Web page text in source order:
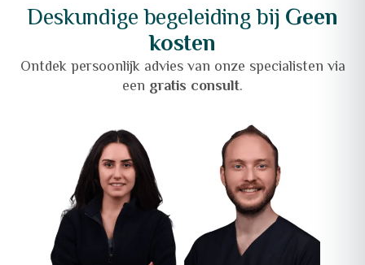
Deskundige begeleiding bij Geen
kosten
Ontdek persoonlijk advies van onze specialisten via
een gratis consult.